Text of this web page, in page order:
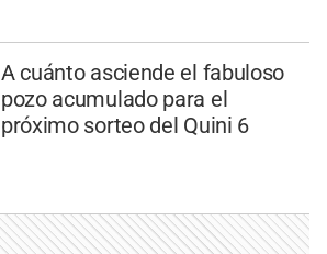
A cuánto asciende el fabuloso
pozo acumulado para el
próximo sorteo del Quini 6